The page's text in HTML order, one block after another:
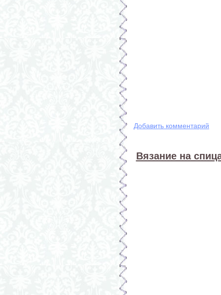
Добавить комментарий
Вязание на